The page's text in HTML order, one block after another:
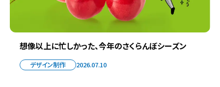
想像以上に忙しかった、今年のさくらんぼシーズン
デザイン制作 2026.07.10